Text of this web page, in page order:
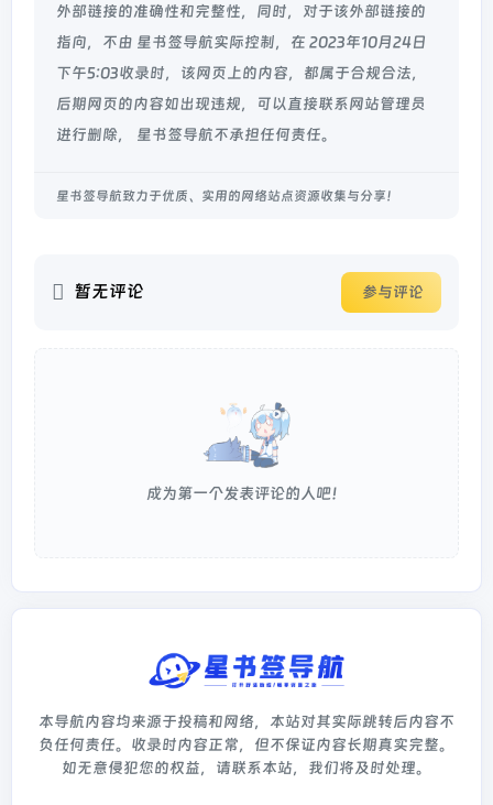
外部链接的准确性和完整性，同时，对于该外部链接的
指向，不由 星书签导航实际控制，在 2023年10月24日
下午5:03收录时，该网页上的内容，都属于合规合法，
后期网页的内容如出现违规，可以直接联系网站管理员
进行删除， 星书签导航不承担任何责任。
星书签导航致力于优质、实用的网络站点资源收集与分享！
暂无评论 参与评论
成为第一个发表评论的人吧！
本导航内容均来源于投稿和网络，本站对其实际跳转后内容不
负任何责任。收录时内容正常，但不保证内容长期真实完整。
如无意侵犯您的权益，请联系本站，我们将及时处理。